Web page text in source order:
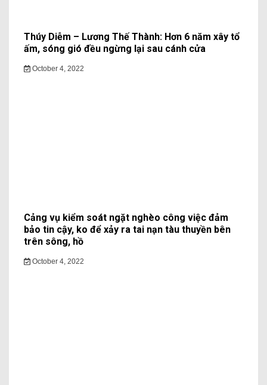
Thúy Diễm – Lương Thế Thành: Hơn 6 năm xây tổ
ấm, sóng gió đều ngừng lại sau cánh cửa
October 4, 2022
Cảng vụ kiểm soát ngặt nghèo công việc đảm
bảo tin cậy, ko để xảy ra tai nạn tàu thuyền bên
trên sông, hồ
October 4, 2022